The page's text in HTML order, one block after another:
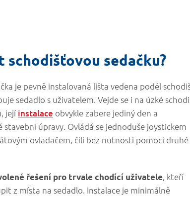
schodišťovou sedačku?
je pevně instalovaná lišta vedena podél
sedadlo s uživatelem. Vejde se i na úzké
její instalace obvykle zabere jediný den a
stavební úpravy. Ovládá se jednoduše joystickem
ovladačem, čili bez nutnosti pomoci druhé
řešení pro trvale chodící uživatele, kteří
z místa na sedadlo. Instalace je minimálně